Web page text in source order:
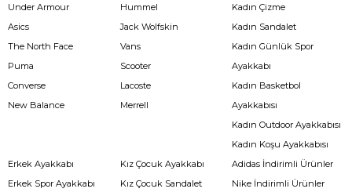
Under Armour
Asics
The North Face
Puma
Converse
New Balance
Hummel
Jack Wolfskin
Vans
Scooter
Lacoste
Merrell
Kadın Çizme
Kadın Sandalet
Kadın Günlük Spor
Ayakkabı
Kadın Basketbol
Ayakkabısı
Kadın Outdoor Ayakkabısı
Kadın Koşu Ayakkabısı
Erkek Ayakkabı
Erkek Spor Ayakkabı
Kız Çocuk Ayakkabı
Kız Çocuk Sandalet
Adidas İndirimli Ürünler
Nike İndirimli Ürünler